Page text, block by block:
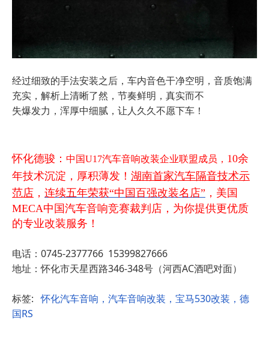
经过细致的手法安装之后，车内音色干净空明，音质饱满
充实，解析上清晰了然，节奏鲜明，真实而不
失爆发力，浑厚中细腻，让人久久不愿下车！
怀化德骏： 中国U17汽车音响改装企业联盟成员， 10余
年技术沉淀，厚积薄发！ 湖南首家汽车隔音技术示
范店 ， 连续五年荣获“中国百强改装名店” ，美国
MECA中国汽车音响竞赛裁判店，为你提供更优质
的专业改装服务！
电话：0745-2377766 15399827666
地址：怀化市天星西路346-348号（河西AC酒吧对面）
标签: 怀化汽车音响，汽车音响改装，宝马530改装，德
国RS